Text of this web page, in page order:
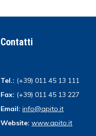
Contatti
Tel.: (+39) 011 45 13 111
Fax: (+39) 011 45 13 227
Email: info@apito.it
Website: www.apito.it